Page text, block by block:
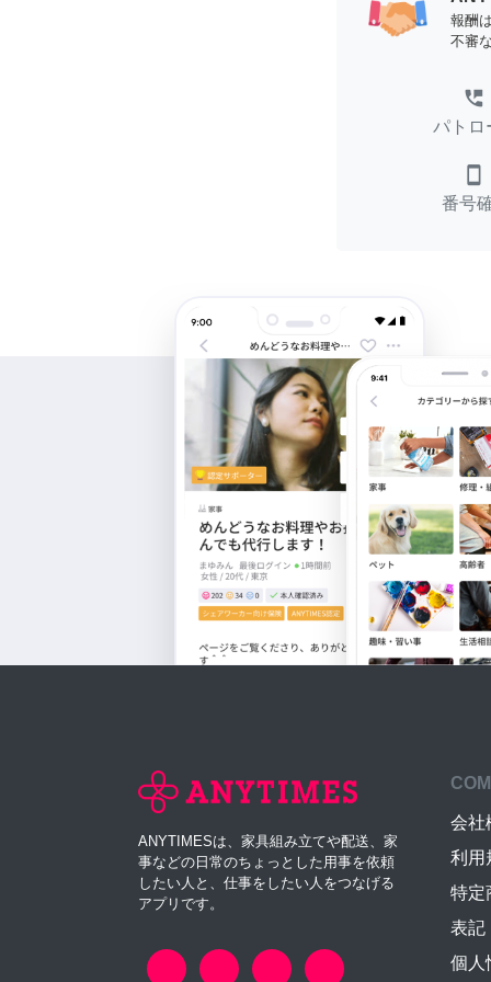
報酬
不審
perm_phone_msg
パトロ
smartphone
番号
ANYTIMESは、家具組み立てや配送、家
事などの日常のちょっとした用事を依頼
したい人と、仕事をしたい人をつなげる
アプリです。
会社
利用
特定
表記
個人